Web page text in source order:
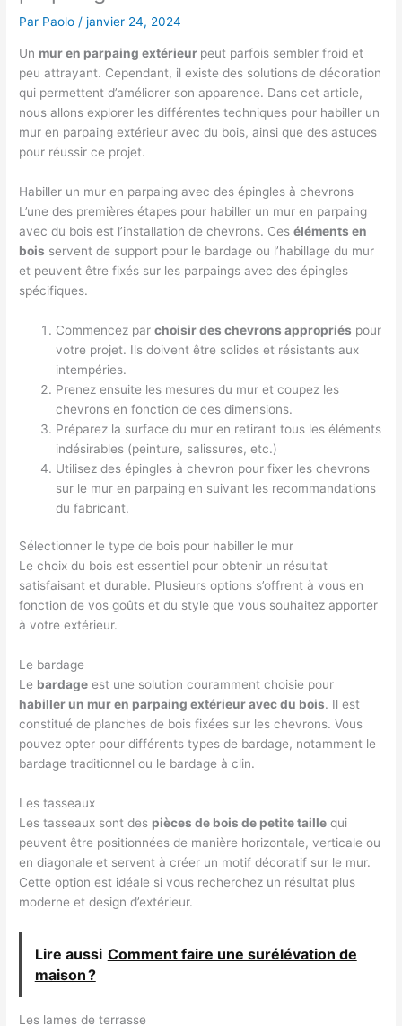
Par Paolo/janvier 24, 2024
Un mur en parpaing extérieur peut parfois sembler froid et
peu attrayant. Cependant, il existe des solutions de décoration
qui permettent d’améliorer son apparence. Dans cet article,
nous allons explorer les différentes techniques pour habiller un
mur en parpaing extérieur avec du bois, ainsi que des astuces
pour réussir ce projet.
Habiller un mur en parpaing avec des épingles à chevrons
L’une des premières étapes pour habiller un mur en parpaing
avec du bois est l’installation de chevrons. Ceséléments en
bois servent de support pour le bardage ou l’habillage du mur
et peuvent être fixés sur les parpaings avec des épingles
spécifiques.
Commencez parchoisir des chevrons appropriés pour
votre projet. Ils doivent être solides et résistants aux
intempéries.
Prenez ensuite les mesures du mur et coupez les
chevrons en fonction de ces dimensions.
Préparez la surface du mur en retirant tous les éléments
indésirables (peinture, salissures, etc.)
Utilisez des épingles à chevron pour fixer les chevrons
sur le mur en parpaing en suivant les recommandations
du fabricant.
Sélectionner le type de bois pour habiller le mur
Le choix du bois est essentiel pour obtenir un résultat
satisfaisant et durable. Plusieurs options s’offrent à vous en
fonction de vos goûts et du style que vous souhaitez apporter
à votre extérieur.
Le bardage
Le bardage est une solution couramment choisie pour
habiller un mur en parpaing extérieur avec du bois. Il est
constitué de planches de bois fixées sur les chevrons. Vous
pouvez opter pour différents types de bardage, notamment le
bardage traditionnel ou le bardage à clin.
Les tasseaux
Les tasseaux sont des pièces de bois de petite taille qui
peuvent être positionnées de manière horizontale, verticale ou
en diagonale et servent à créer un motif décoratif sur le mur.
Cette option est idéale si vous recherchez un résultat plus
moderne et design d’extérieur.
Lire aussi Comment faire une surélévation de
maison ?
Les lames de terrasse